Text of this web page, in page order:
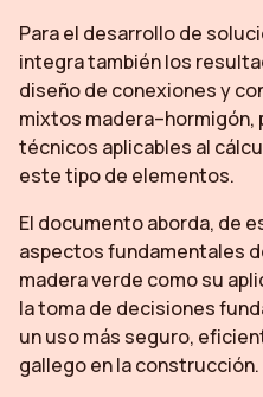
Para el desarrollo de
integra también los
diseño de conexiones y
mixtos
técnicos aplicables al
este tipo de elementos.
El documento aborda, de
aspectos fundamentales
madera verde como su
la toma de decisiones
un uso más seguro,
gallego en la construcción.